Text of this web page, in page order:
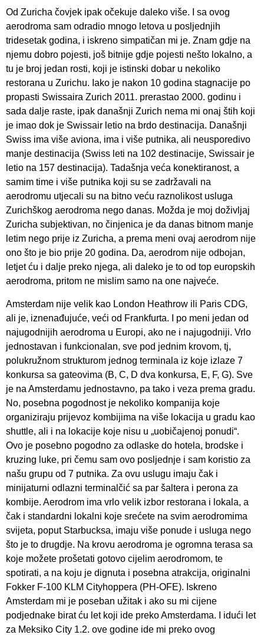
Od Zuricha čovjek ipak očekuje daleko više. I sa ovog
aerodroma sam odradio mnogo letova u posljednjih
tridesetak godina, i iskreno simpatičan mi je. Znam gdje na
njemu dobro pojesti, još bitnije gdje pojesti nešto lokalno, a
tu je broj jedan rosti, koji je istinski dobar u nekoliko
restorana u Zurichu. Iako je nakon 10 godina stagnacije po
propasti Swissaira Zurich 2011. prerastao 2000. godinu i
sada dalje raste, ipak današnji Zurich nema mi onaj štih koji
je imao dok je Swissair letio na brdo destinacija. Današnji
Swiss ima više aviona, ima i više putnika, ali neusporedivo
manje destinacija (Swiss leti na 102 destinacije, Swissair je
letio na 157 destinacija). Tadašnja veća konektiranost, a
samim time i više putnika koji su se zadržavali na
aerodromu utjecali su na bitno veću raznolikost usluga
Zurichškog aerodroma nego danas. Možda je moj doživljaj
Zuricha subjektivan, no činjenica je da danas bitnom manje
letim nego prije iz Zuricha, a prema meni ovaj aerodrom nije
ono što je bio prije 20 godina. Da, aerodrom nije odbojan,
letjet ću i dalje preko njega, ali daleko je to od top europskih
aerodroma, pritom ne mislim samo na one najveće.
Amsterdam nije velik kao London Heathrow ili Paris CDG,
ali je, iznenađujuće, veći od Frankfurta. I po meni jedan od
najugodnijih aerodroma u Europi, ako ne i najugodniji. Vrlo
jednostavan i funkcionalan, sve pod jednim krovom, tj,
polukružnom strukturom jednog terminala iz koje izlaze 7
konkursa sa gateovima (B, C, D dva konkursa, E, F, G). Sve
je na Amsterdamu jednostavno, pa tako i veza prema gradu.
No, posebna pogodnost je nekoliko kompanija koje
organiziraju prijevoz kombijima na više lokacija u gradu kao
shuttle, ali i na lokacije koje nisu u „uobičajenoj ponudi“.
Ovo je posebno pogodno za odlaske do hotela, brodske i
kruzing luke, pri čemu sam ovo posljednje i sam koristio za
našu grupu od 7 putnika. Za ovu uslugu imaju čak i
minijaturni odlazni terminalčić sa par šaltera i perona za
kombije. Aerodrom ima vrlo velik izbor restorana i lokala, a
čak i standardni lokalni koje srećete na svim aerodromima
svijeta, poput Starbucksa, imaju više ponude i usluga nego
što je to drugdje. Na krovu aerodroma je ogromna terasa sa
koje možete prošetati gotovo cijelim aerodromom, te
spotirati, a na koju je dignuta i posebna atrakcija, originalni
Fokker F-100 KLM Cityhoppera (PH-OFE). Iskreno
Amsterdam mi je poseban užitak i ako su mi cijene
podjednake birat ću let koji ide preko Amsterdama. I idući let
za Meksiko City 1.2. ove godine ide mi preko ovog